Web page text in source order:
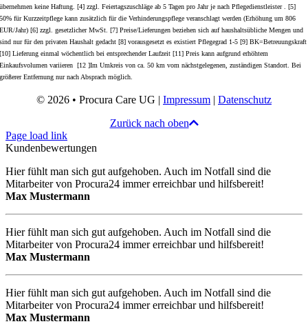
übernehmen keine Haftung. [4] zzgl. Feiertagszuschläge ab 5 Tagen pro Jahr je nach Pflegedienstleister . [5]
50% für Kurzzeitpflege kann zusätzlich für die Verhinderungspflege veranschlagt werden (Erhöhung um 806
EUR/Jahr) [6] zzgl. gesetzlicher MwSt. [7] Preise/Lieferungen beziehen sich auf haushaltsübliche Mengen und
sind nur für den privaten Haushalt gedacht [8] vorausgesetzt es existiert Pflegegrad 1-5 [9] BK=Betreuungskraft
[10] Lieferung einmal wöchentlich bei entsprechender Laufzeit [11] Preis kann aufgrund erhöhtem
Einkaufsvolumen variieren [12 ]Im Umkreis von ca. 50 km vom nächstgelegenen, zuständigen Standort. Bei
größerer Entfernung nur nach Absprach möglich.
© 2026 • Procura Care UG | Impressum | Datenschutz
Zurück nach oben
Page load link
Kundenbewertungen
Hier fühlt man sich gut aufgehoben. Auch im Notfall sind die
Mitarbeiter von Procura24 immer erreichbar und hilfsbereit!
Max Mustermann
Hier fühlt man sich gut aufgehoben. Auch im Notfall sind die
Mitarbeiter von Procura24 immer erreichbar und hilfsbereit!
Max Mustermann
Hier fühlt man sich gut aufgehoben. Auch im Notfall sind die
Mitarbeiter von Procura24 immer erreichbar und hilfsbereit!
Max Mustermann